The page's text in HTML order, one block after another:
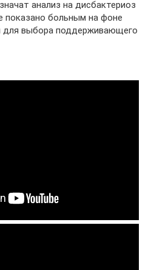
анализ на дисбактериоз
показано больным на фоне
для выбора поддерживающего